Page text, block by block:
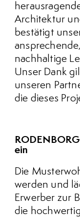
Architektur
bestätigt
nachhaltige
Unser Dank
unseren
die dieses
ein
Die
werden und
Erwerber zur
die